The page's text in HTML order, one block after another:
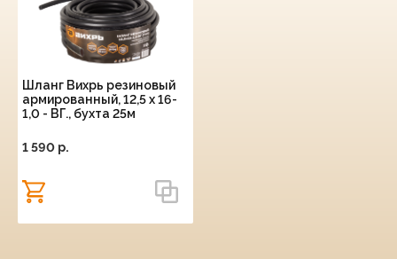
Шланг Вихрь резиновый
армированный, 12,5 х 16-
1,0 - ВГ., бухта 25м
1 590 p.